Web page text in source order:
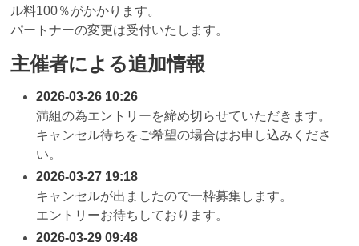
ル料100％がかかります。
パートナーの変更は受付いたします。
主催者による追加情報
2026-03-26 10:26
満組の為エントリーを締め切らせていただきます。
キャンセル待ちをご希望の場合はお申し込みくださ
い。
2026-03-27 19:18
キャンセルが出ましたので一枠募集します。
エントリーお待ちしております。
2026-03-29 09:48